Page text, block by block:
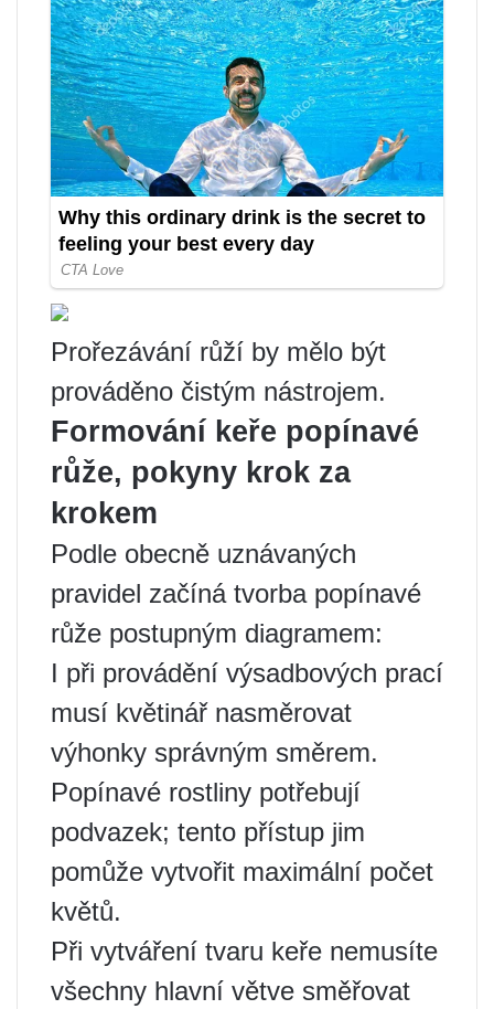
Prořezávání růží by mělo být
prováděno čistým nástrojem.
Formování keře popínavé
růže, pokyny krok za
krokem
Podle obecně uznávaných
pravidel začíná tvorba popínavé
růže postupným diagramem:
I při provádění výsadbových prací
musí květinář nasměrovat
výhonky správným směrem.
Popínavé rostliny potřebují
podvazek; tento přístup jim
pomůže vytvořit maximální počet
květů.
Při vytváření tvaru keře nemusíte
všechny hlavní větve směřovat